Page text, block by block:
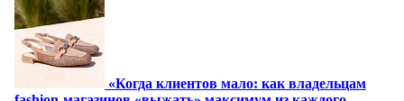
«Когда клиентов мало: как владельцам